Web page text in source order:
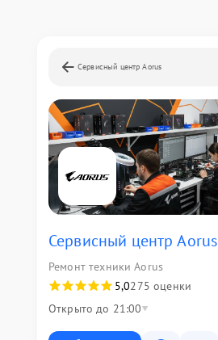
Сервисный центр Aorus
Сервисный центр Aorus
Ремонт техники Aorus
5,0275 оценки
Открыто до 21:00